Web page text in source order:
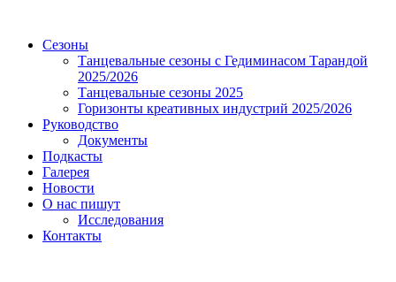
Сезоны
Танцевальные сезоны с Гедиминасом Тарандой
2025/2026
Танцевальные сезоны 2025
Горизонты креативных индустрий 2025/2026
Руководство
Документы
Подкасты
Галерея
Новости
О нас пишут
Исследования
Контакты